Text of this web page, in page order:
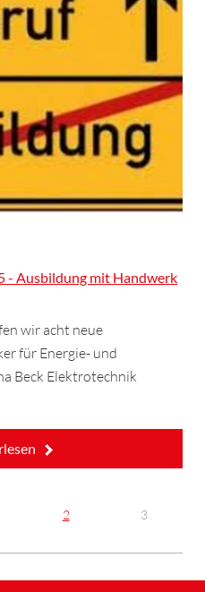
- Ausbildung mit Handwerk
wir acht neue
für Energie- und
Beck Elektrotechnik
2 3